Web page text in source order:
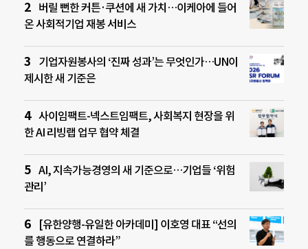
버릴 뻔한 커튼·쿠션에 새 가치…이케아에 들어
온 사회적기업 재봉 서비스
기업자원봉사의 ‘진짜 성과’는 무엇인가…UN이
제시한 새 기준은
사이임팩트-넥스트임팩트, 사회복지 현장을 위
한 AI 리빙랩 업무 협약 체결
AI, 지속가능경영의 새 기준으로…기업들 ‘위험
관리’
[유한양행-유일한 아카데미] 이호영 대표 “선의
를 행동으로 연결하라”